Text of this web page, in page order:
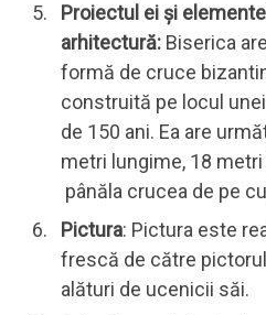
Proiectul ei şi
arhitectură: Biserica
formă de cruce
construită pe locul
de 150 ani. Ea are
metri lungime, 18
pânăla crucea de pe
Pictura: Pictura este
frescă de către
alături de ucenicii săi.